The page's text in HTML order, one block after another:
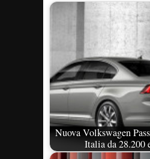
Nuova Volkswagen
Italia da 28.200